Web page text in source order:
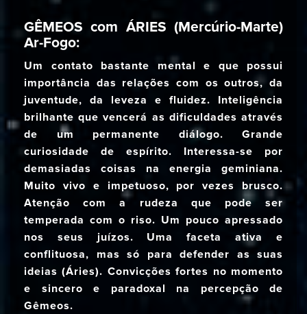
GÊMEOS com ÁRIES (Mercúrio-Marte)
Ar-Fogo:
Um contato bastante mental e que possui
importância das relações com os outros, da
juventude, da leveza e fluidez. Inteligência
brilhante que vencerá as dificuldades através
de um permanente diálogo. Grande
curiosidade de espírito. Interessa-se por
demasiadas coisas na energia geminiana.
Muito vivo e impetuoso, por vezes brusco.
Atenção com a rudeza que pode ser
temperada com o riso. Um pouco apressado
nos seus juízos. Uma faceta ativa e
conflituosa, mas só para defender as suas
ideias (Áries). Convicções fortes no momento
e sincero e paradoxal na percepção de
Gêmeos.